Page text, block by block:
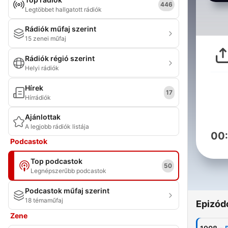
Legtöbbet hallgatott rádiók
446
Rádiók műfaj szerint
15 zenei műfaj
Rádiók régió szerint
Helyi rádiók
Hírek
Hírrádiók
17
Ajánlottak
A legjobb rádiók listája
Podcastok
Top podcastok
Legnépszerűbb podcastok
50
Podcastok műfaj szerint
18 témaműfaj
Zene